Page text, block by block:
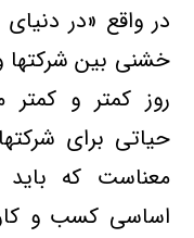
در واقع «در
خشني بين شرکتها
روز کمتر و کمتر
حياتي براي
معناست که
اساسي کسب و